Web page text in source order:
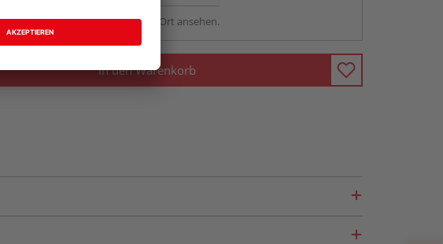
Verfügbar in der Ausstellung - vor Ort ansehen.
In den Warenkorb